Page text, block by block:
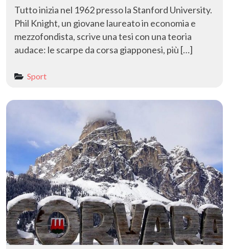
Tutto inizia nel 1962 presso la Stanford University.
Phil Knight, un giovane laureato in economia e
mezzofondista, scrive una tesi con una teoria
audace: le scarpe da corsa giapponesi, più […]
Sport